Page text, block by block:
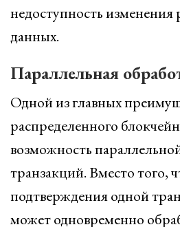
недоступность изменения
данных.
Параллельная
Одной из главных
распределенного
возможность
транзакций. Вместо того,
подтверждения одной
может одновременно